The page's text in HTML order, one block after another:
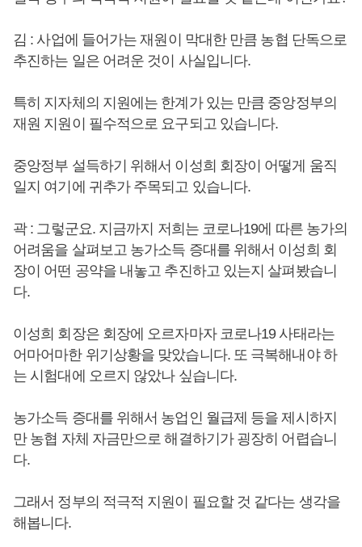
김 : 사업에 들어가는 재원이 막대한 만큼 농협 단독으로
추진하는 일은 어려운 것이 사실입니다.
특히 지자체의 지원에는 한계가 있는 만큼 중앙정부의
재원 지원이 필수적으로 요구되고 있습니다.
중앙정부 설득하기 위해서 이성희 회장이 어떻게 움직
일지 여기에 귀추가 주목되고 있습니다.
곽 : 그렇군요. 지금까지 저희는 코로나19에 따른 농가의
어려움을 살펴보고 농가소득 증대를 위해서 이성희 회
장이 어떤 공약을 내놓고 추진하고 있는지 살펴봤습니
다.
이성희 회장은 회장에 오르자마자 코로나19 사태라는
어마어마한 위기상황을 맞았습니다. 또 극복해내야 하
는 시험대에 오르지 않았나 싶습니다.
농가소득 증대를 위해서 농업인 월급제 등을 제시하지
만 농협 자체 자금만으로 해결하기가 굉장히 어렵습니
다.
그래서 정부의 적극적 지원이 필요할 것 같다는 생각을
해봅니다.